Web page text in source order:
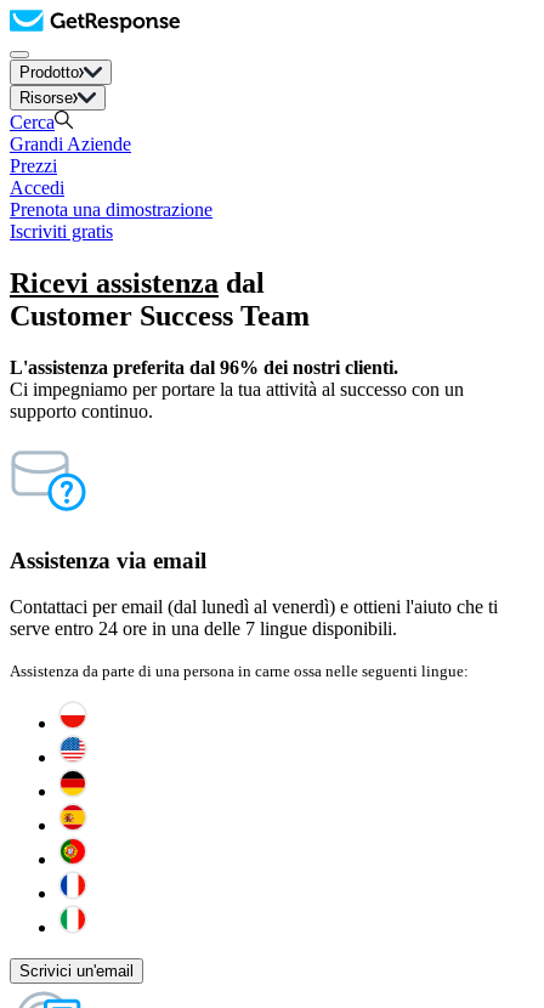
Prodotto
Risorse
Cerca
Grandi Aziende
Prezzi
Accedi
Prenota una dimostrazione
Iscriviti gratis
Ricevi assistenza dal
Customer Success Team
L'assistenza preferita dal 96% dei nostri clienti.
Ci impegniamo per portare la tua attività al successo con un
supporto continuo.
Assistenza via email
Contattaci per email (dal lunedì al venerdì) e ottieni l'aiuto che ti
serve entro 24 ore in una delle 7 lingue disponibili.
Assistenza da parte di una persona in carne ossa nelle seguenti lingue:
Scrivici un'email